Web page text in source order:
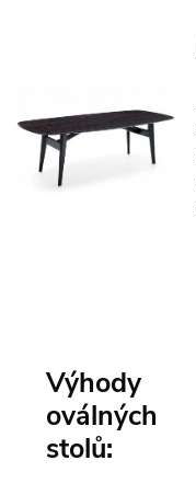
Výhody
oválných
stolů: